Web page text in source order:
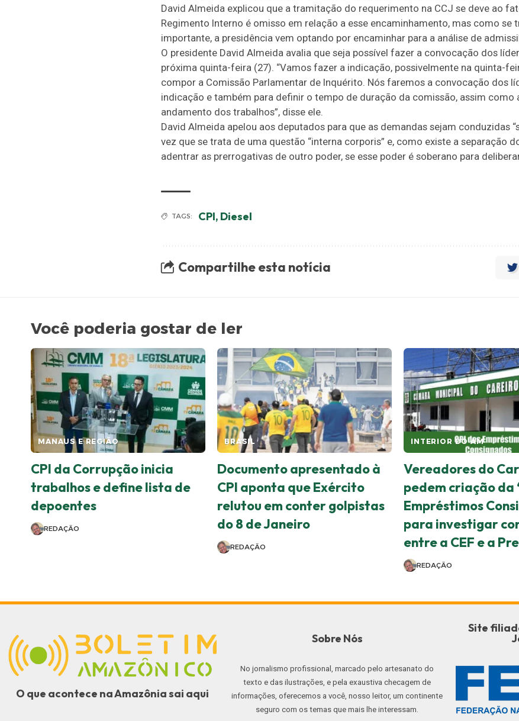
David Almeida explicou que a tramitação do requerimento na CCJ se deve ao
Regimento Interno é omisso em relação a esse encaminhamento, mas como se
importante, a presidência vem optando por encaminhar para a análise de
O presidente David Almeida avalia que seja possível fazer a convocação dos
próxima quinta-feira (27). “Vamos fazer a indicação, possivelmente na quinta-
compor a Comissão Parlamentar de Inquérito. Nós faremos a convocação dos
indicação e também para definir o tempo de duração da comissão, assim como
andamento dos trabalhos”, disse ele.
David Almeida apelou aos deputados para que as demandas sejam conduzidas
vez que se trata de uma questão “interna corporis” e, como existe a separação
adentrar as prerrogativas de outro poder, se esse poder é soberano para
TAGS: CPI, Diesel
Compartilhe esta notícia
Você poderia gostar de ler
MANAUS E REGIÃO
CPI da Corrupção inicia
trabalhos e define lista de
depoentes
REDAÇÃO
BRASIL
Documento apresentado à
CPI aponta que Exército
relutou em conter golpistas
do 8 de Janeiro
REDAÇÃO
INTERIOR DO AM
Vereadores do
pedem criação da
Empréstimos
para investigar
entre a CEF e a
REDAÇÃO
O que acontece na Amazônia sai aqui
Sobre Nós
No jornalismo profissional, marcado pelo artesanato do
texto e das ilustrações, e pela exaustiva checagem de
informações, oferecemos a você, nosso leitor, um continente
seguro com os temas que mais lhe interessam.
Site